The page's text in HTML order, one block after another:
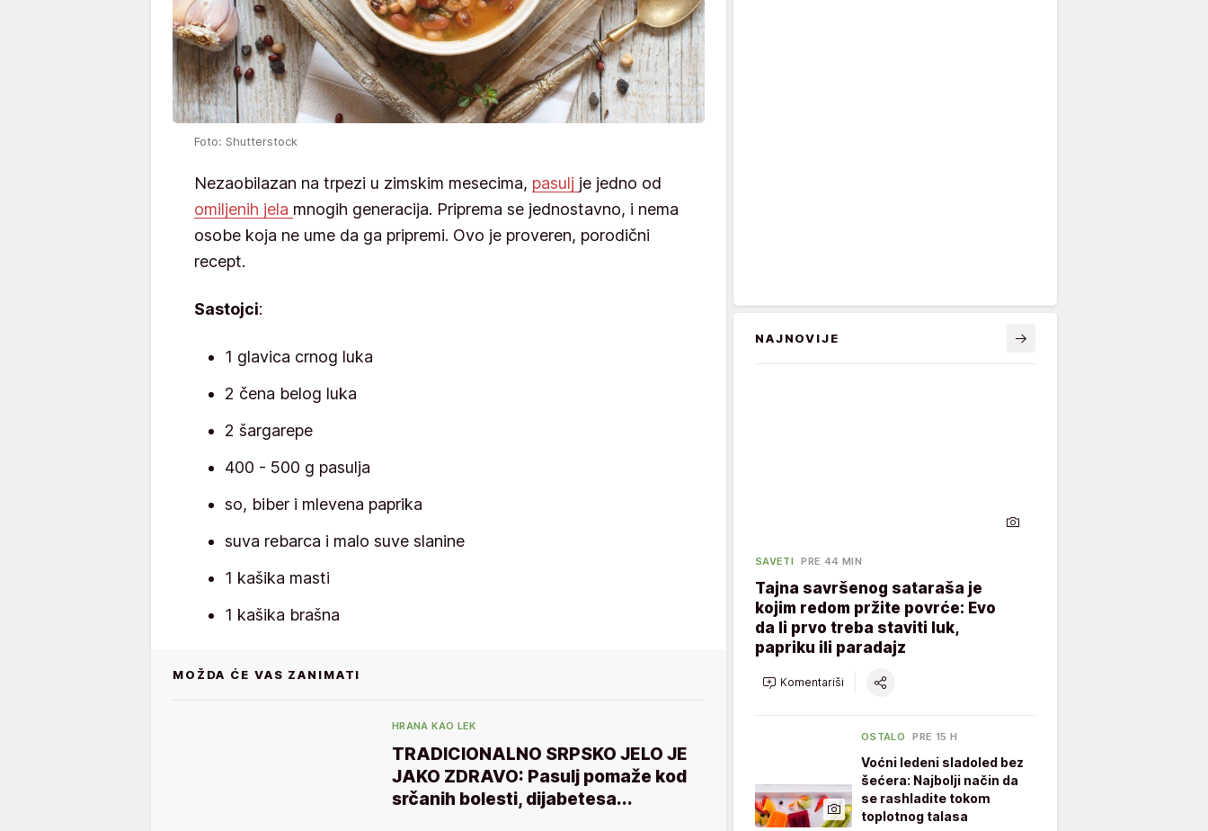
Foto: Shutterstock
Nezaobilazan na trpezi u zimskim mesecima, pasulj je jedno od
omiljenih jela mnogih generacija. Priprema se jednostavno, i nema
osobe koja ne ume da ga pripremi. Ovo je proveren, porodični
recept.
Sastojci:
1 glavica crnog luka
2 čena belog luka
2 šargarepe
400 - 500 g pasulja
so, biber i mlevena paprika
suva rebarca i malo suve slanine
1 kašika masti
1 kašika brašna
MOŽDA ĆE VAS ZANIMATI
HRANA KAO LEK
TRADICIONALNO SRPSKO JELO JE
JAKO ZDRAVO: Pasulj pomaže kod
srčanih bolesti, dijabetesa...
NAJNOVIJE
SAVETI PRE 44 MIN
Tajna savršenog sataraša je
kojim redom pržite povrće: Evo
da li prvo treba staviti luk,
papriku ili paradajz
Komentariši
OSTALO PRE 15 H
Voćni ledeni sladoled bez
šećera: Najbolji način da
se rashladite tokom
toplotnog talasa